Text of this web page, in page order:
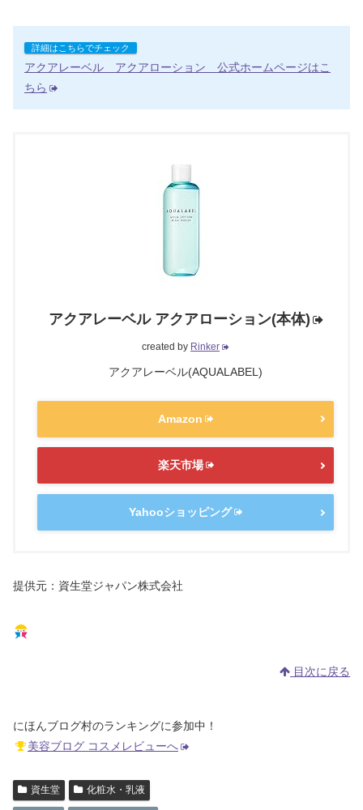
詳細はこちらでチェック
アクアレーベル アクアローション 公式ホームページはこ
ちら
アクアレーベル アクアローション(本体)
created by Rinker
アクアレーベル(AQUALABEL)
Amazon
楽天市場
Yahooショッピング
提供元：資生堂ジャパン株式会社
目次に戻る
にほんブログ村のランキングに参加中！
美容ブログ コスメレビューへ
資生堂 化粧水・乳液